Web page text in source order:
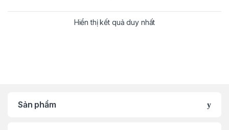
Hiển thị kết quả duy nhất
Sản phẩm